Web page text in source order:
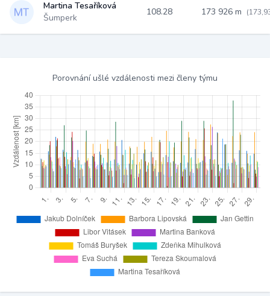
Martina Tesaříková
Šumperk
108.28 173 926 m
Porovnání ušlé vzdálenosti mezi členy týmu